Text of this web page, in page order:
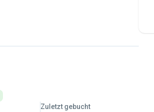
Zuletzt gebucht